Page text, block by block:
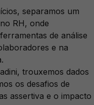
separamos um
RH, onde
de análise
e na
trouxemos dados
os desafios de
assertiva e o impacto